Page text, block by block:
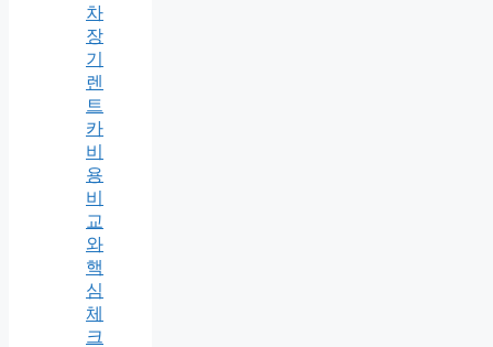
차
장
기
렌
트
카
비
용
비
교
와
핵
심
체
크